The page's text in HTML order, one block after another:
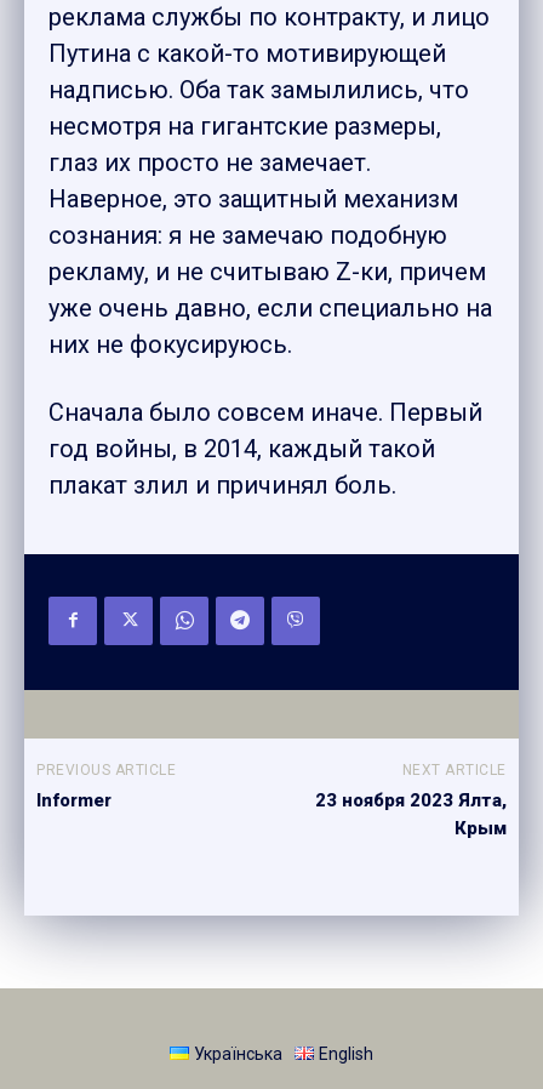
реклама службы по контракту, и лицо
Путина с какой-то мотивирующей
надписью. Oба так замылились, что
несмотря на гигантские размеры,
глаз их просто не замечает.
Наверное, это защитный механизм
сознания: я не замечаю подобную
рекламу, и не считываю Z-ки, причем
уже очень давно, если специально на
них не фокусируюсь.
Сначала было совсем иначе. Первый
год войны, в 2014, каждый такой
плакат злил и причинял боль.
PREVIOUS ARTICLE
Informer
NEXT ARTICLE
23 ноября 2023 Ялта,
Крым
Українська English